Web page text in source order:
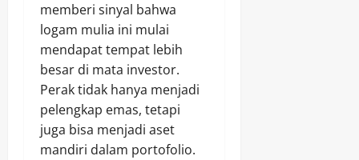
memberi sinyal bahwa
logam mulia ini mulai
mendapat tempat lebih
besar di mata investor.
Perak tidak hanya menjadi
pelengkap emas, tetapi
juga bisa menjadi aset
mandiri dalam portofolio.